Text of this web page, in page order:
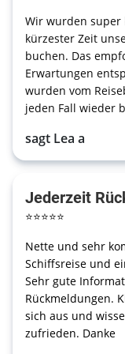
Wir wurden
kürzester Zeit
buchen. Das
Erwartungen
wurden vom
jeden Fall wieder
sagt Lea a
Jederzeit
⭐⭐⭐⭐⭐
Nette und sehr
Schiffsreise und
Sehr gute
Rückmeldungen.
sich aus und
zufrieden. Danke